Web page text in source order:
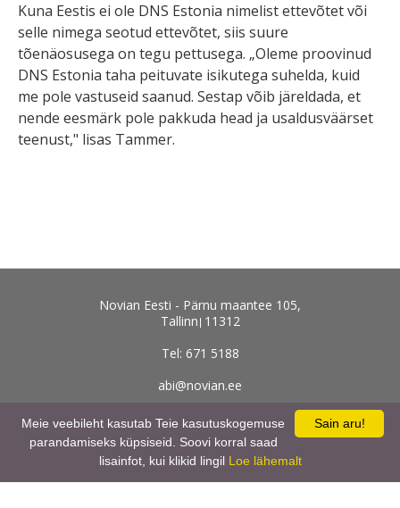
Kuna Eestis ei ole DNS Estonia nimelist ettevõtet või
selle nimega seotud ettevõtet, siis suure
tõenäosusega on tegu pettusega. „Oleme proovinud
DNS Estonia taha peituvate isikutega suhelda, kuid
me pole vastuseid saanud. Sestap võib järeldada, et
nende eesmärk pole pakkuda head ja usaldusväärset
teenust," lisas Tammer.
Novian Eesti - Pärnu maantee 105,
Tallinn11312
Tel: 671 5188
abi@novian.ee
Kõik kontaktid
Sain aru!
Meie veebileht kasutab Teie kasutuskogemuse
parandamiseks küpsiseid. Soovi korral saad
lisainfot, kui klikid lingil Loe lähemalt